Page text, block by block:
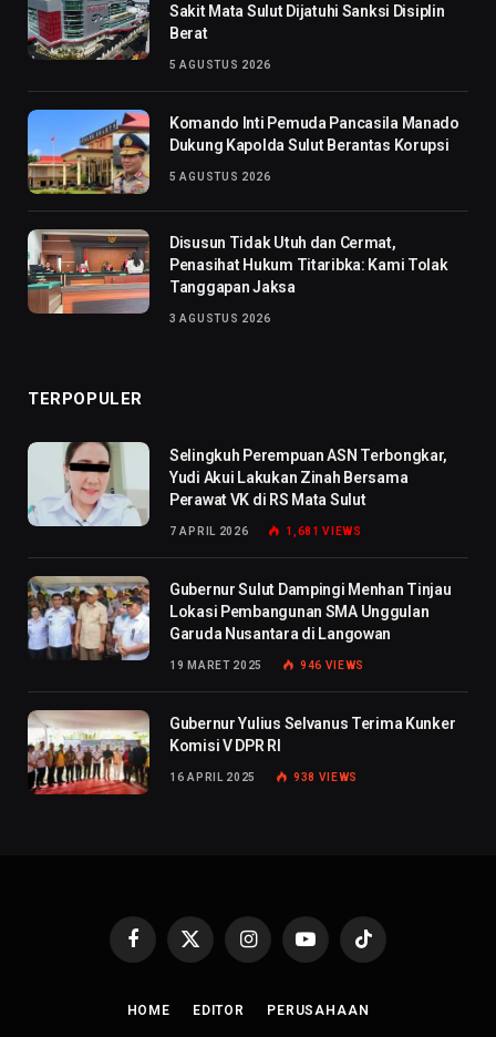
Sakit Mata Sulut Dijatuhi Sanksi Disiplin
Berat
5 AGUSTUS 2026
Komando Inti Pemuda Pancasila Manado
Dukung Kapolda Sulut Berantas Korupsi
5 AGUSTUS 2026
Disusun Tidak Utuh dan Cermat,
Penasihat Hukum Titaribka: Kami Tolak
Tanggapan Jaksa
3 AGUSTUS 2026
TERPOPULER
Selingkuh Perempuan ASN Terbongkar,
Yudi Akui Lakukan Zinah Bersama
Perawat VK di RS Mata Sulut
7 APRIL 2026 1,681VIEWS
Gubernur Sulut Dampingi Menhan Tinjau
Lokasi Pembangunan SMA Unggulan
Garuda Nusantara di Langowan
19 MARET 2025 946 VIEWS
Gubernur Yulius Selvanus Terima Kunker
Komisi V DPR RI
16 APRIL 2025 938 VIEWS
Facebook
X
InstagramYouTubeTikTok
HOME EDITOR PERUSAHAAN